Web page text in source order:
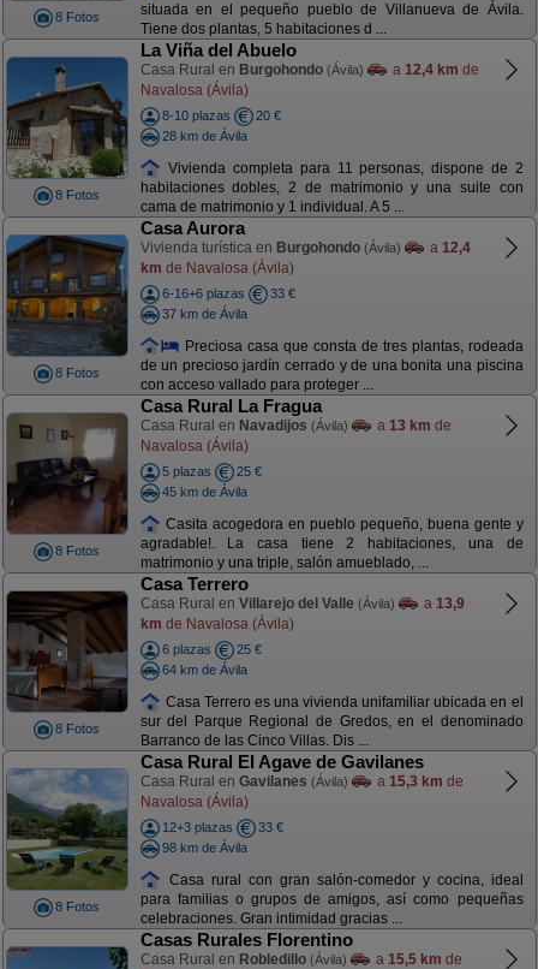
8 Fotos
situada en el pequeño pueblo de Villanueva de Ávila.
Tiene dos plantas, 5 habitaciones d ...
8 Fotos
La Viña del Abuelo
Casa Rural en Burgohondo (Ávila) a 12,4 km de
Navalosa (Ávila)
8-10 plazas
20 €
28 km de Ávila
Vivienda completa para 11 personas, dispone de 2
habitaciones dobles, 2 de matrimonio y una suite con
cama de matrimonio y 1 individual. A 5 ...
8 Fotos
Casa Aurora
Vivienda turística en Burgohondo (Ávila) a 12,4
km de Navalosa (Ávila)
6-16+6 plazas
33 €
37 km de Ávila
Preciosa casa que consta de tres plantas, rodeada
de un precioso jardín cerrado y de una bonita una piscina
con acceso vallado para proteger ...
8 Fotos
Casa Rural La Fragua
Casa Rural en Navadijos (Ávila) a 13 km de
Navalosa (Ávila)
5 plazas
25 €
45 km de Ávila
Casita acogedora en pueblo pequeño, buena gente y
agradable!. La casa tiene 2 habitaciones, una de
matrimonio y una triple, salón amueblado, ...
8 Fotos
Casa Terrero
Casa Rural en Villarejo del Valle (Ávila) a 13,9
km de Navalosa (Ávila)
6 plazas
25 €
64 km de Ávila
Casa Terrero es una vivienda unifamiliar ubicada en el
sur del Parque Regional de Gredos, en el denominado
Barranco de las Cinco Villas. Dis ...
8 Fotos
Casa Rural El Agave de Gavilanes
Casa Rural en Gavilanes (Ávila) a 15,3 km de
Navalosa (Ávila)
12+3 plazas
33 €
98 km de Ávila
Casa rural con gran salón-comedor y cocina, ideal
para familias o grupos de amigos, así como pequeñas
celebraciones. Gran intimidad gracias ...
Casas Rurales Florentino
Casa Rural en Robledillo (Ávila) a 15,5 km de